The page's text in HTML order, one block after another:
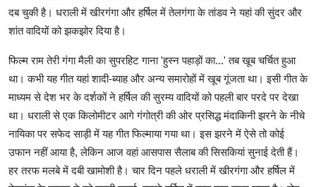
दब चुकी है। धराली में खीरगंगा और हर्षिल में तेलगंगा के तांडव ने यहां की सुंदर और
शांत वादियों को झकझोर दिया है।
फिल्म राम तेरी गंगा मैली का सुपरहिट गाना 'हुस्न पहाड़ों का...' तब खूब चर्चित हुआ
था। कभी यह गीत यहां शादी-ब्याह और अन्य समारोहों में खूब गूंजता था। इसी गीत के
माध्यम से देश भर के दर्शकों ने हर्षिल की सुरम्य वादियों को पहली बार परदे पर देखा
था। धराली से एक किलोमीटर आगे गंगोत्री की ओर प्रसिद्ध मंदाकिनी झरने के नीचे
नायिका पर सफेद साड़ी में यह गीत फिल्माया गया था। इस झरने में ऐसे तो कोई
उफान नहीं आया है, लेकिन आज वहां आसपास सैलाब की सिसकियां सुनाई देती हैं।
हर तरफ मलबे में दबी खामोशी है। चार दिन पहले धराली में खीरगंगा और हर्षिल में